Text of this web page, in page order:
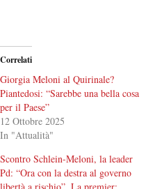
Correlati
Giorgia Meloni al Quirinale?
Piantedosi: “Sarebbe una bella cosa
per il Paese”
12 Ottobre 2025
In "Attualità"
Scontro Schlein-Meloni, la leader
Pd: “Ora con la destra al governo